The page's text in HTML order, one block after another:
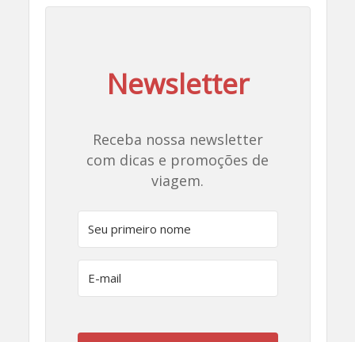
Newsletter
Receba nossa newsletter
com dicas e promoções de
viagem.